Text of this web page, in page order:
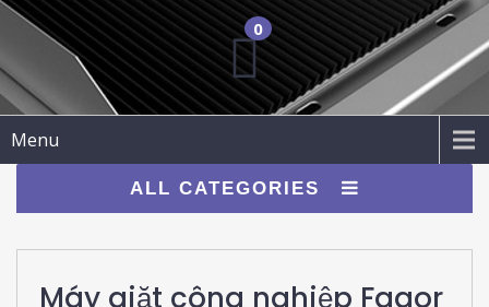
0
Menu
ALL CATEGORIES
Máy giặt công nghiệp Fagor